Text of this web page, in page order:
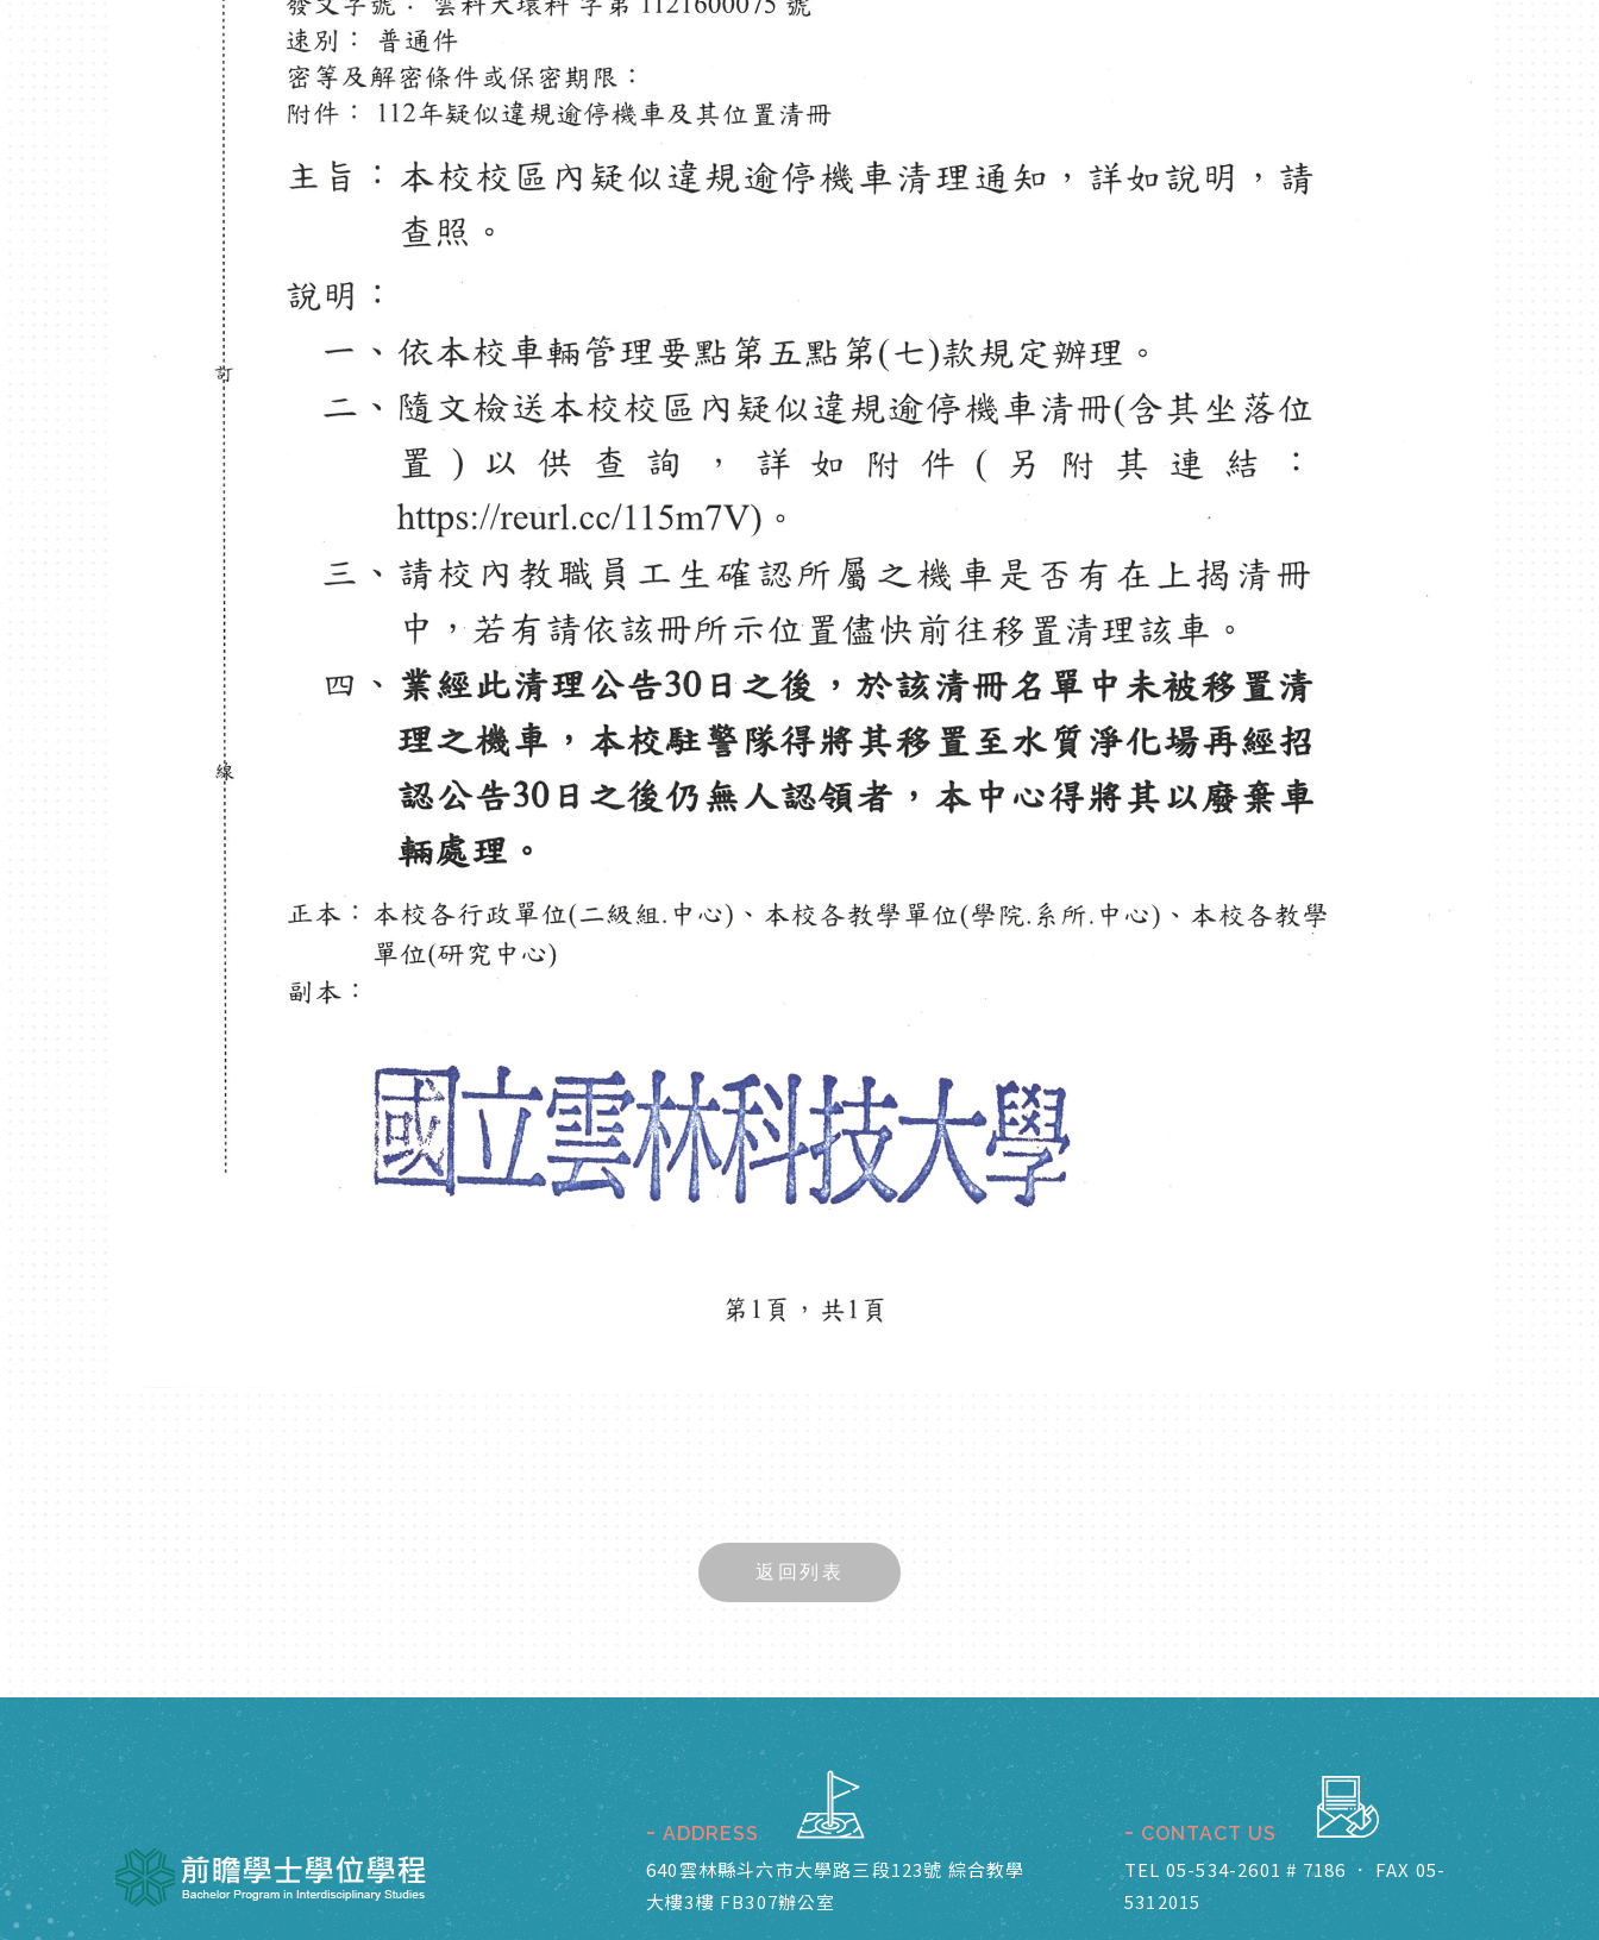
返回列表
ADDRESS
640雲林縣斗六市大學路三段123號 綜合教學
大樓3樓 FB307辦公室
CONTACT US
TEL 05-534-2601 # 7186 ． FAX 05-
5312015